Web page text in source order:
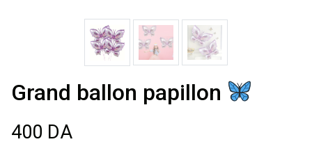
thème
Décoration de
salle
Décoration de
Grand ballon papillon
400 DA